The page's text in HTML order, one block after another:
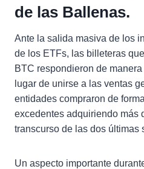
de las Ballenas.
Ante la salida masiva de los
de los ETFs, las billeteras
BTC respondieron de
lugar de unirse a las ventas
entidades compraron de
excedentes adquiriendo más
transcurso de las dos últimas
Un aspecto importante